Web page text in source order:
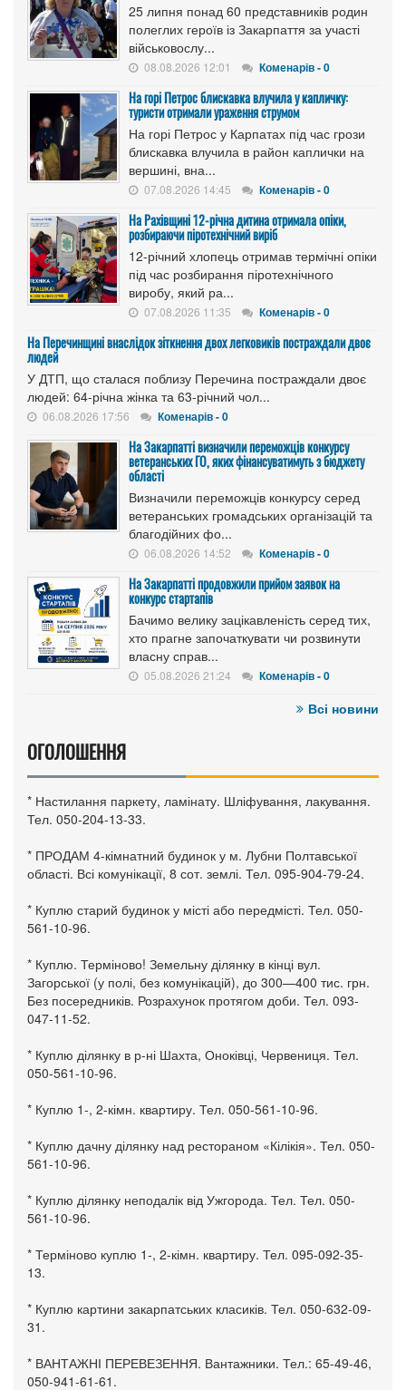
25 липня понад 60 представників родин
полеглих героїв із Закарпаття за участі
військовослу...
08.08.2026 12:01 Коменарів - 0
На горі Петрос блискавка влучила у капличку:
туристи отримали ураження струмом
На горі Петрос у Карпатах під час грози
блискавка влучила в район каплички на
вершині, вна...
07.08.2026 14:45 Коменарів - 0
На Рахівщині 12-річна дитина отримала опіки,
розбираючи піротехнічний виріб
12-річний хлопець отримав термічні опіки
під час розбирання піротехнічного
виробу, який ра...
07.08.2026 11:35 Коменарів - 0
На Перечинщині внаслідок зіткнення двох легковиків постраждали двоє
людей
У ДТП, що сталася поблизу Перечина постраждали двоє
людей: 64-річна жінка та 63-річний чол...
06.08.2026 17:56 Коменарів - 0
На Закарпатті визначили переможців конкурсу
ветеранських ГО, яких фінансуватимуть з бюджету
області
Визначили переможців конкурсу серед
ветеранських громадських організацій та
благодійних фо...
06.08.2026 14:52 Коменарів - 0
На Закарпатті продовжили прийом заявок на
конкурс стартапів
Бачимо велику зацікавленість серед тих,
хто прагне започаткувати чи розвинути
власну справ...
05.08.2026 21:24 Коменарів - 0
Всі новини
ОГОЛОШЕННЯ
* Настилання паркету, ламінату. Шліфування, лакування.
Тел. 050-204-13-33.
* ПРОДАМ 4-кімнатний будинок у м. Лубни Полтавської
області. Всі комунікації, 8 сот. землі. Тел. 095-904-79-24.
* Куплю старий будинок у місті або передмісті. Тел. 050-
561-10-96.
* Куплю. Терміново! Земельну ділянку в кінці вул.
Загорської (у полі, без комунікацій), до 300—400 тис. грн.
Без посередників. Розрахунок протягом доби. Тел. 093-
047-11-52.
* Куплю ділянку в р-ні Шахта, Оноківці, Червениця. Тел.
050-561-10-96.
* Куплю 1-, 2-кімн. квартиру. Тел. 050-561-10-96.
* Куплю дачну ділянку над рестораном «Кілікія». Тел. 050-
561-10-96.
* Куплю ділянку неподалік від Ужгорода. Тел. Тел. 050-
561-10-96.
* Терміново куплю 1-, 2-кімн. квартиру. Тел. 095-092-35-
13.
* Куплю картини закарпатських класиків. Тел. 050-632-09-
31.
* ВАНТАЖНІ ПЕРЕВЕЗЕННЯ. Вантажники. Тел.: 65-49-46,
050-941-61-61.